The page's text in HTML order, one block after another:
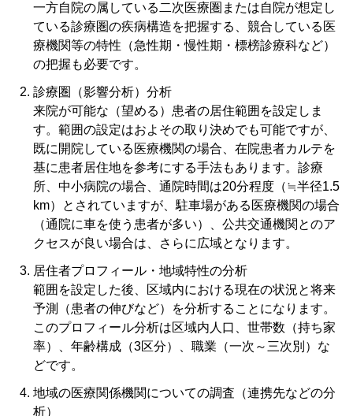
一方自院の属している二次医療圏または自院が想定し
ている診療圏の疾病構造を把握する、競合している医
療機関等の特性（急性期・慢性期・標榜診療科など）
の把握も必要です。
診療圏（影響分析）分析
来院が可能な（望める）患者の居住範囲を設定しま
す。範囲の設定はおよその取り決めでも可能ですが、
既に開院している医療機関の場合、在院患者カルテを
基に患者居住地を参考にする手法もあります。診療
所、中小病院の場合、通院時間は20分程度（≒半径1.5
km）とされていますが、駐車場がある医療機関の場合
（通院に車を使う患者が多い）、公共交通機関とのア
クセスが良い場合は、さらに広域となります。
居住者プロフィール・地域特性の分析
範囲を設定した後、区域内における現在の状況と将来
予測（患者の伸びなど）を分析することになります。
このプロフィール分析は区域内人口、世帯数（持ち家
率）、年齢構成（3区分）、職業（一次～三次別）な
どです。
地域の医療関係機関についての調査（連携先などの分
析）